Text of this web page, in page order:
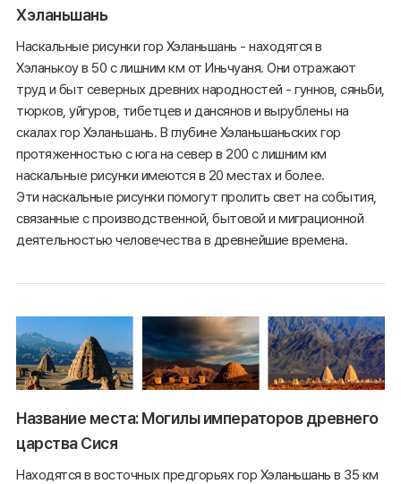
Хэланьшань
Наскальные рисунки гор Хэланьшань - находятся в
Хэланькоу в 50 с лишним км от Иньчуаня. Они отражают
труд и быт северных древних народностей - гуннов, сяньби,
тюрков, уйгуров, тибетцев и дансянов и вырублены на
скалах гор Хэланьшань. В глубине Хэланьшаньских гор
протяженностью с юга на север в 200 с лишним км
наскальные рисунки имеются в 20 местах и более.
Эти наскальные рисунки помогут пролить свет на события,
связанные с производственной, бытовой и миграционной
деятельностью человечества в древнейшие времена.
Название места: Могилы императоров древнего
царства Сися
Находятся в восточных предгорьях гор Хэланьшань в 35 км